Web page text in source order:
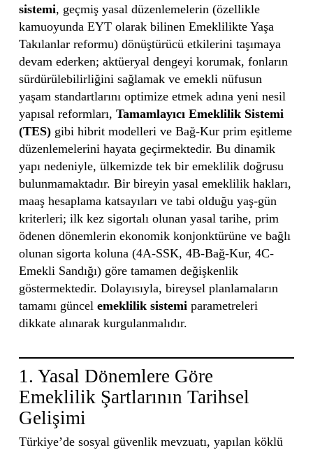
sistemi, geçmiş yasal düzenlemelerin (özellikle
kamuoyunda EYT olarak bilinen Emeklilikte Yaşa
Takılanlar reformu) dönüştürücü etkilerini taşımaya
devam ederken; aktüeryal dengeyi korumak, fonların
sürdürülebilirliğini sağlamak ve emekli nüfusun
yaşam standartlarını optimize etmek adına yeni nesil
yapısal reformları, Tamamlayıcı Emeklilik Sistemi
(TES)gibi hibrit modelleri ve Bağ-Kur prim eşitleme
düzenlemelerini hayata geçirmektedir. Bu dinamik
yapı nedeniyle, ülkemizde tek bir emeklilik doğrusu
bulunmamaktadır. Bir bireyin yasal emeklilik hakları,
maaş hesaplama katsayıları ve tabi olduğu yaş-gün
kriterleri; ilk kez sigortalı olunan yasal tarihe, prim
ödenen dönemlerin ekonomik konjonktürüne ve bağlı
olunan sigorta koluna (4A-SSK, 4B-Bağ-Kur, 4C-
Emekli Sandığı) göre tamamen değişkenlik
göstermektedir. Dolayısıyla, bireysel planlamaların
tamamı güncel emeklilik sistemiparametreleri
dikkate alınarak kurgulanmalıdır.
1. Yasal Dönemlere Göre
Emeklilik Şartlarının Tarihsel
Gelişimi
Türkiye’de sosyal güvenlik mevzuatı, yapılan köklü